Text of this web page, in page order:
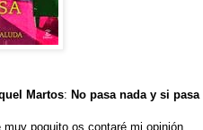
Martos: No pasa nada y si pasa
poquito os contaré mi opinión